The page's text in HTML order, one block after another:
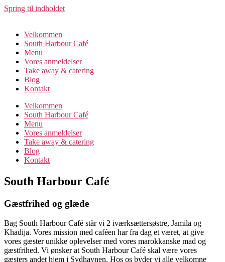
Spring til indholdet
Velkommen
South Harbour Café
Menu
Vores anmeldelser
Take away & catering
Blog
Kontakt
Velkommen
South Harbour Café
Menu
Vores anmeldelser
Take away & catering
Blog
Kontakt
South Harbour Café
Gæstfrihed og glæde
Bag South Harbour Café står vi 2 iværksættersøstre, Jamila og
Khadija. Vores mission med caféen har fra dag et været, at give
vores gæster unikke oplevelser med vores marokkanske mad og
gæstfrihed. Vi ønsker at South Harbour Café skal være vores
gæsters andet hjem i Sydhavnen. Hos os byder vi alle velkomne